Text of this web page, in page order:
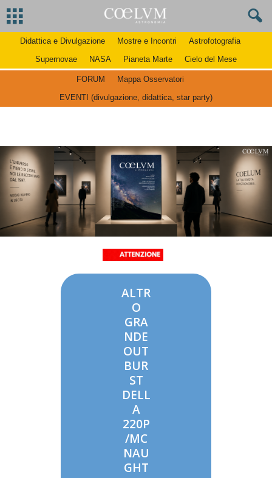
Didattica e Divulgazione Mostre e Incontri
Astrofotografia
Supernovae
NASA Pianeta Marte Cielo del Mese
FORUM
Mappa Osservatori
EVENTI (divulgazione, didattica, star party)
ALTR
O
GRA
NDE
OUT
BUR
ST
DELL
A
220P
/MC
NAU
GHT